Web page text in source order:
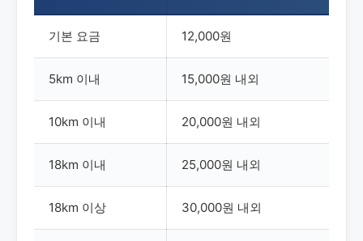
기본 요금 12,000원
5km 이내 15,000원 내외
10km 이내 20,000원 내외
18km 이내 25,000원 내외
18km 이상 30,000원 내외